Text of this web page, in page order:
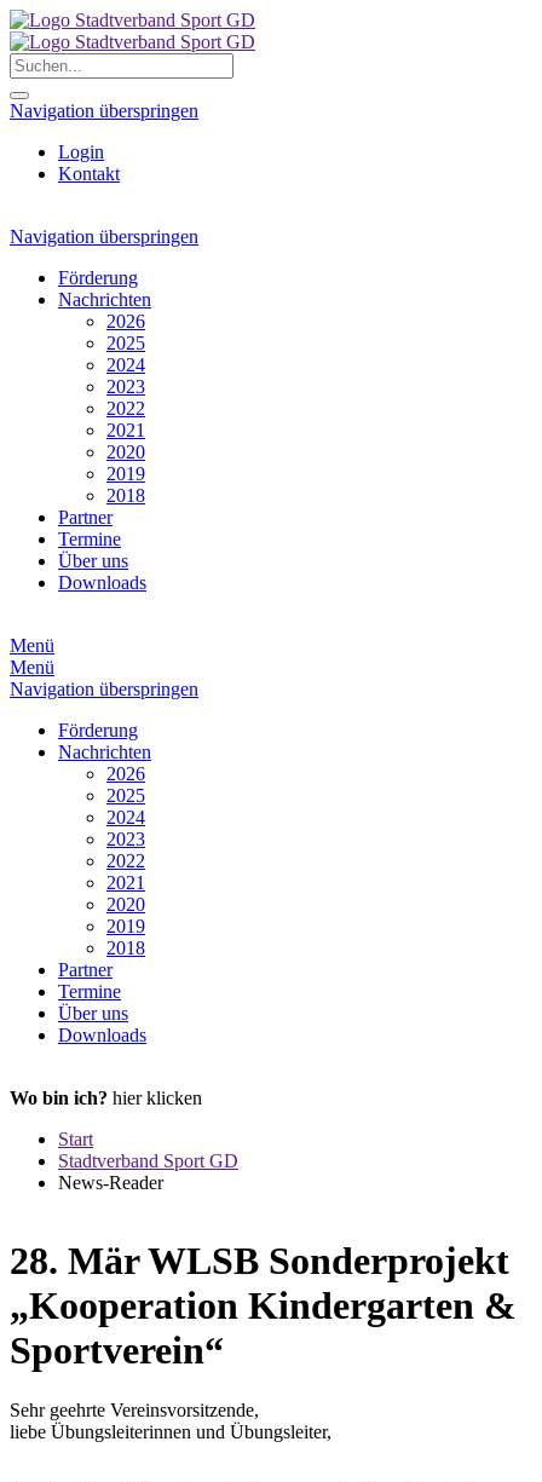
Navigation überspringen
Login
Kontakt
Navigation überspringen
Förderung
Nachrichten
2026
2025
2024
2023
2022
2021
2020
2019
2018
Partner
Termine
Über uns
Downloads
Menü
Menü
Navigation überspringen
Förderung
Nachrichten
2026
2025
2024
2023
2022
2021
2020
2019
2018
Partner
Termine
Über uns
Downloads
Wo bin ich? hier klicken
Start
Stadtverband Sport GD
News-Reader
28. MärWLSB Sonderprojekt
„Kooperation Kindergarten &
Sportverein“
Sehr geehrte Vereinsvorsitzende,
liebe Übungsleiterinnen und Übungsleiter,